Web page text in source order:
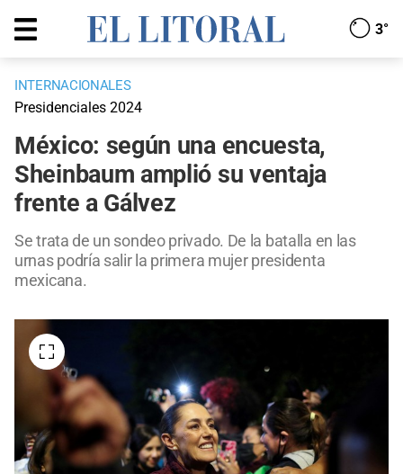
3°
INTERNACIONALES
Presidenciales 2024
México: según una encuesta,
Sheinbaum amplió su ventaja
frente a Gálvez
Se trata de un sondeo privado. De la batalla en las
urnas podría salir la primera mujer presidenta
mexicana.